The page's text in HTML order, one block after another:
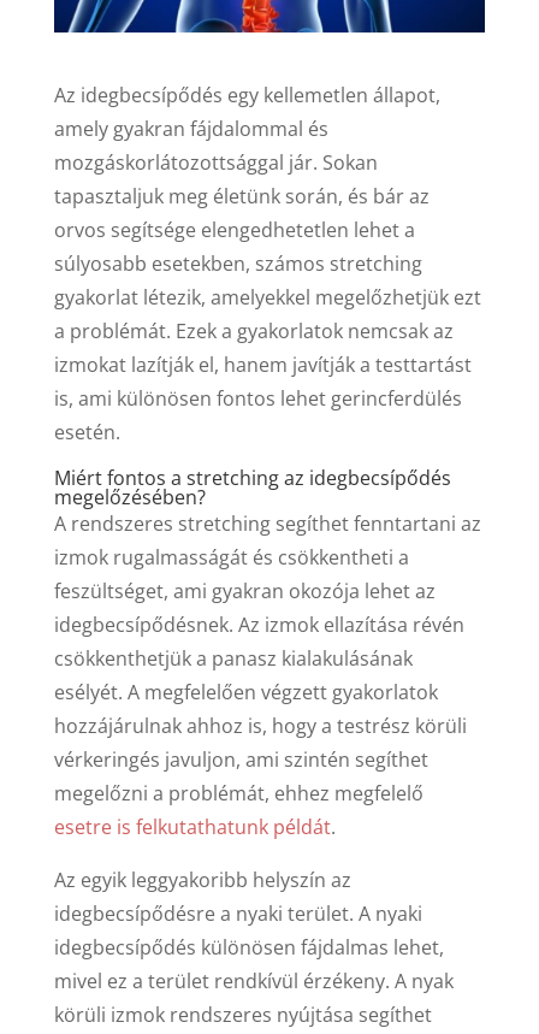
Az idegbecsípődés egy kellemetlen állapot,
amely gyakran fájdalommal és
mozgáskorlátozottsággal jár. Sokan
tapasztaljuk meg életünk során, és bár az
orvos segítsége elengedhetetlen lehet a
súlyosabb esetekben, számos stretching
gyakorlat létezik, amelyekkel megelőzhetjük ezt
a problémát. Ezek a gyakorlatok nemcsak az
izmokat lazítják el, hanem javítják a testtartást
is, ami különösen fontos lehet gerincferdülés
esetén.
Miért fontos a stretching az idegbecsípődés
megelőzésében?
A rendszeres stretching segíthet fenntartani az
izmok rugalmasságát és csökkentheti a
feszültséget, ami gyakran okozója lehet az
idegbecsípődésnek. Az izmok ellazítása révén
csökkenthetjük a panasz kialakulásának
esélyét. A megfelelően végzett gyakorlatok
hozzájárulnak ahhoz is, hogy a testrész körüli
vérkeringés javuljon, ami szintén segíthet
megelőzni a problémát, ehhez megfelelő
esetre is felkutathatunk példát.
Az egyik leggyakoribb helyszín az
idegbecsípődésre a nyaki terület. A nyaki
idegbecsípődés különösen fájdalmas lehet,
mivel ez a terület rendkívül érzékeny. A nyak
körüli izmok rendszeres nyújtása segíthet